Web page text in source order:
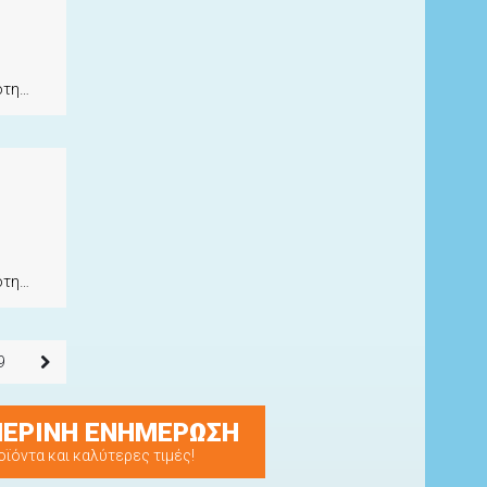
ΕΝΗΜΕΡΩΣΗ
και καλύτερες τιμές!